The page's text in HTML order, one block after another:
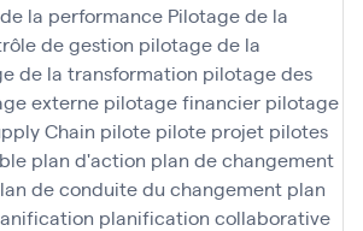
la performance Pilotage de la
de gestion pilotage de la
de la transformation pilotage des
externe pilotage financier pilotage
Chain pilote pilote projet pilotes
plan d'action plan de changement
de conduite du changement plan
planification collaborative